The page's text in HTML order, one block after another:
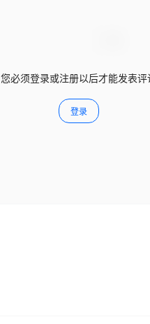
您必须登录或注册以后才能发表评
登录